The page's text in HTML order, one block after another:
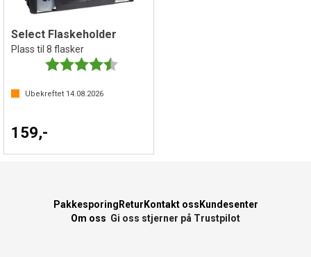
Select Flaskeholder
Plass til 8 flasker
Karakter:
4.6 av 5 mulige
Ubekreftet 14.08.2026
159,-
Pakkesporing Retur Kontakt oss Kundesenter
Om oss Gi oss stjerner på Trustpilot